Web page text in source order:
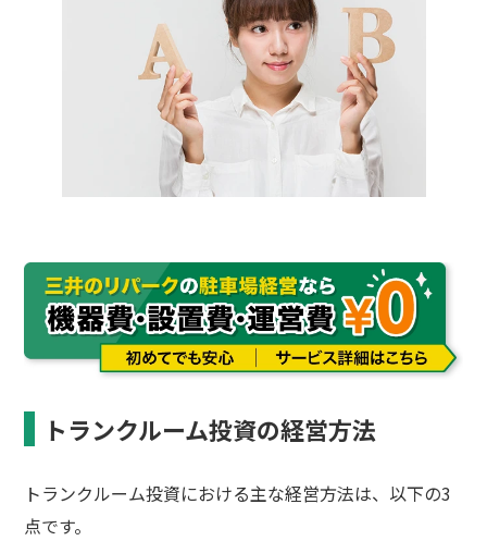
トランクルーム投資の経営方法
トランクルーム投資における主な経営方法は、以下の3
点です。